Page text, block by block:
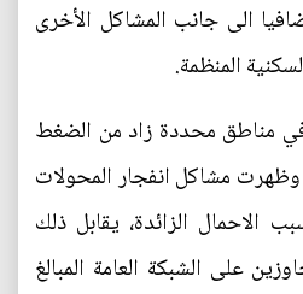
الى جانب المشاكل الأخرى
المنظمة.
في مناطق محددة زاد من الضغط
وظهرت مشاكل انفجار المحولات
الاحمال الزائدة، يقابل ذلك
على الشبكة العامة المبالغ